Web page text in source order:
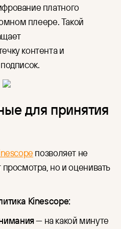
платного
плеере. Такой
контента и
для принятия
позволяет не
но и оценивать
Kinescope:
— на какой минуте